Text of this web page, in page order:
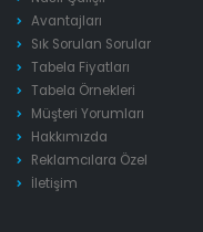
Avantajları
Sık Sorulan Sorular
Tabela Fiyatları
Tabela Örnekleri
Müşteri Yorumları
Hakkımızda
Reklamcılara Özel
İletişim